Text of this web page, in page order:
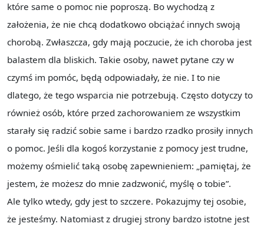
które same o pomoc nie poproszą. Bo wychodzą z
założenia, że nie chcą dodatkowo obciążać innych swoją
chorobą. Zwłaszcza, gdy mają poczucie, że ich choroba jest
balastem dla bliskich. Takie osoby, nawet pytane czy w
czymś im pomóc, będą odpowiadały, że nie. I to nie
dlatego, że tego wsparcia nie potrzebują. Często dotyczy to
również osób, które przed zachorowaniem ze wszystkim
starały się radzić sobie same i bardzo rzadko prosiły innych
o pomoc. Jeśli dla kogoś korzystanie z pomocy jest trudne,
możemy ośmielić taką osobę zapewnieniem: „pamiętaj, że
jestem, że możesz do mnie zadzwonić, myślę o tobie”.
Ale tylko wtedy, gdy jest to szczere. Pokazujmy tej osobie,
że jesteśmy. Natomiast z drugiej strony bardzo istotne jest